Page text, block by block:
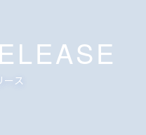
ース